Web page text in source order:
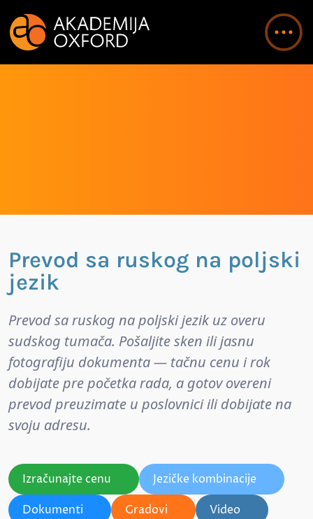
Prevod sa ruskog na poljski
jezik
Prevod sa ruskog na poljski jezik uz overu
sudskog tumača. Pošaljite sken ili jasnu
fotografiju dokumenta — tačnu cenu i rok
dobijate pre početka rada, a gotov overeni
prevod preuzimate u poslovnici ili dobijate na
svoju adresu.
Izračunajte cenu
Jezičke kombinacije
Dokumenti
Gradovi Video